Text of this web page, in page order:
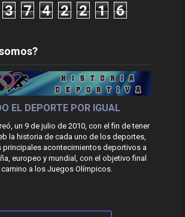
3 7 4 2 2 1 6
EL DEPORTE POR IGUAL
un 9 de julio de 2010, con el fin de tener
la historia de cada uno de los deportes,
principales acontecimientos deportivos a
europeo y mundial, con el objetivo final
a los Juegos Olímpicos.